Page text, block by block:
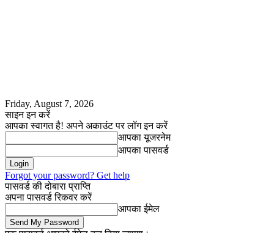
Friday, August 7, 2026
साइन इन करें
आपका स्वागत है! अपने अकाउंट पर लॉग इन करें
आपका यूजरनेम
आपका पासवर्ड
Forgot your password? Get help
पासवर्ड की दोबारा प्राप्ति
अपना पासवर्ड रिकवर करें
आपका ईमेल